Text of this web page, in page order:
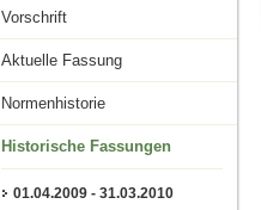
Vorschrift
Aktuelle Fassung
Normenhistorie
Historische Fassungen
01.04.2009 - 31.03.2010